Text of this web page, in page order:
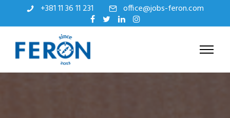
+381 11 36 11 231 office@jobs-feron.com